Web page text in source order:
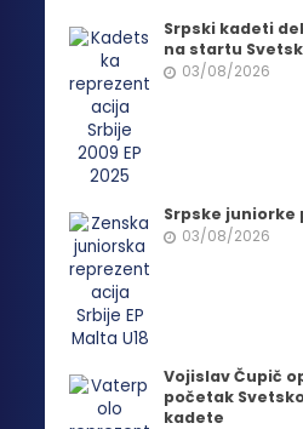
Srpski kadeti
na startu
03/08/2026
Srpske juniorke
03/08/2026
Vojislav Čupič
početak
kadete